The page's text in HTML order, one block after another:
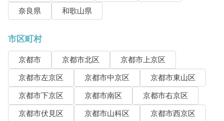
奈良県
和歌山県
市区町村
京都市 京都市北区
京都市上京区
京都市左京区
京都市中京区
京都市東山区
京都市下京区
京都市南区
京都市右京区
京都市伏見区
京都市山科区
京都市西京区